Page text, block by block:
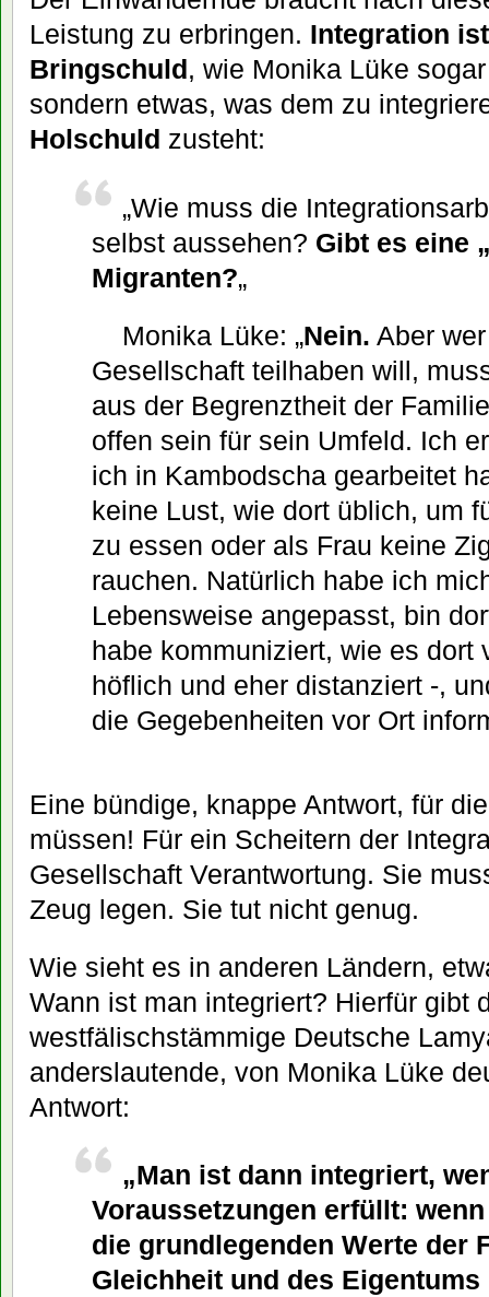
Leistung zu erbringen. Integration
Bringschuld, wie Monika Lüke
sondern etwas, was dem zu
Holschuld zusteht:
„Wie muss die
selbst aussehen? Gibt es eine
Migranten?„
Monika Lüke: „Nein. Aber
Gesellschaft teilhaben will,
aus der Begrenztheit der
offen sein für sein Umfeld. Ich
ich in Kambodscha gearbeitet
keine Lust, wie dort üblich, um
zu essen oder als Frau keine
rauchen. Natürlich habe ich
Lebensweise angepasst, bin
habe kommuniziert, wie es dort
höflich und eher distanziert -,
die Gegebenheiten vor Ort
Eine bündige, knappe Antwort, für
müssen! Für ein Scheitern der
Gesellschaft Verantwortung. Sie
Zeug legen. Sie tut nicht genug.
Wie sieht es in anderen Ländern,
Wann ist man integriert? Hierfür gibt
westfälischstämmige Deutsche
anderslautende, von Monika Lüke
Antwort:
„Man ist dann integriert,
Voraussetzungen erfüllt:
die grundlegenden Werte der
Gleichheit und des